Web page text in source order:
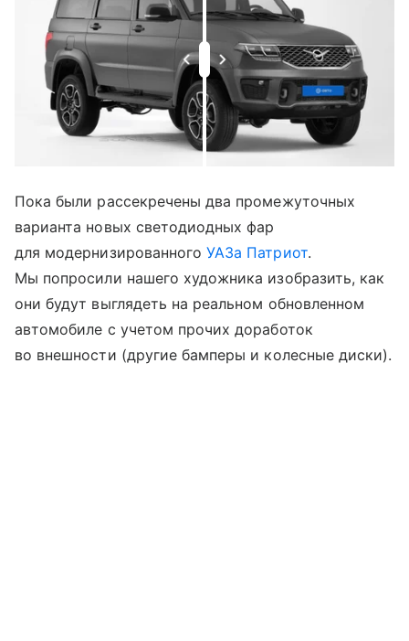
Пока были рассекречены два промежуточных
варианта новых светодиодных фар
для модернизированногоУАЗа Патриот.
Мы попросили нашего художника изобразить, как
они будут выглядеть на реальном обновленном
автомобиле с учетом прочих доработок
во внешности (другие бамперы и колесные диски).